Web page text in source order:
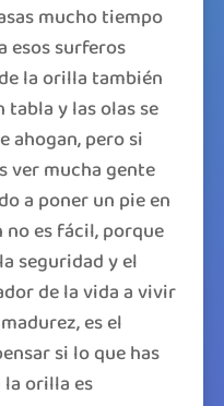
mucho tiempo
esos surferos
la orilla también
tabla y las olas se
ahogan, pero si
ver mucha gente
a poner un pie en
no es fácil, porque
seguridad y el
de la vida a vivir
es el
si lo que has
orilla es